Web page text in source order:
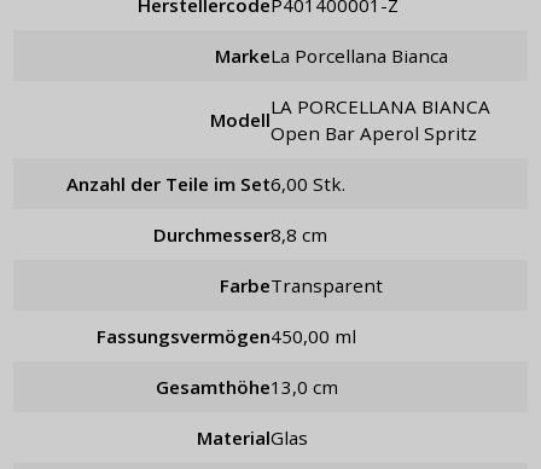
Herstellercode P401400001-Z
Marke La Porcellana Bianca
Modell
LA PORCELLANA BIANCA
Open Bar Aperol Spritz
Anzahl der Teile im Set 6,00 Stk.
Durchmesser 8,8 cm
Farbe Transparent
Fassungsvermögen 450,00 ml
Gesamthöhe 13,0 cm
Material Glas